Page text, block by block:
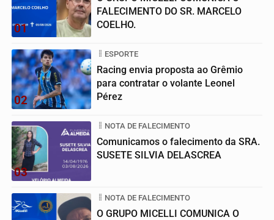
01
FALECIMENTO DO SR. MARCELO
COELHO.
02
ESPORTE
Racing envia proposta ao Grêmio
para contratar o volante Leonel
Pérez
03
NOTA DE FALECIMENTO
Comunicamos o falecimento da SRA.
SUSETE SILVIA DELASCREA
NOTA DE FALECIMENTO
O GRUPO MICELLI COMUNICA O